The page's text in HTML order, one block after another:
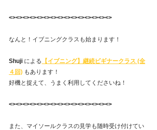
<><><><><><><><><><><><><><><>
なんと！イブニングクラスも始まります！
Shuji による 【イブニング】継続ビギナークラス (全
４回) もあります！
好機と捉えて、うまく利用してくださいね！
<><><><><><><><><><><><><><><>
また、マイソールクラスの見学も随時受け付けてい